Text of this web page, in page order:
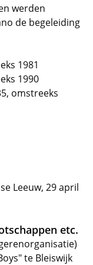
werden
de begeleiding
1981
1990
omstreeks
Leeuw, 29 april
etc.
te Bleiswijk